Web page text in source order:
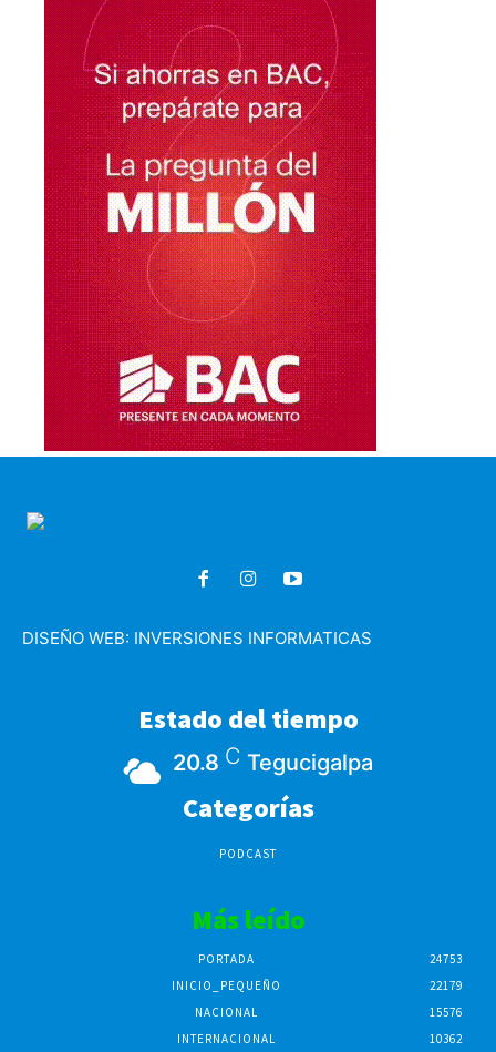
DISEÑO WEB: INVERSIONES INFORMATICAS
Estado del tiempo
20.8 C Tegucigalpa
Categorías
PODCAST
Más leído
PORTADA
24753
INICIO_PEQUEÑO
22179
NACIONAL
15576
INTERNACIONAL
10362